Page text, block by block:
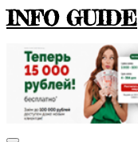
INFO GUIDE